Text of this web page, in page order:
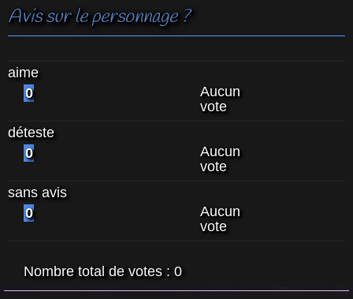
Avis sur le personnage ?
aime
0
Aucun
vote
déteste
0
Aucun
vote
sans avis
0
Aucun
vote
Nombre total de votes : 0